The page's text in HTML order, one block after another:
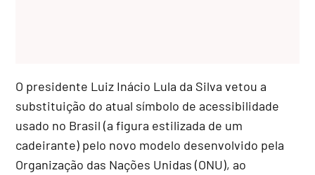
O presidente Luiz Inácio Lula da Silva vetou a
substituição do atual símbolo de acessibilidade
usado no Brasil (a figura estilizada de um
cadeirante) pelo novo modelo desenvolvido pela
Organização das Nações Unidas (ONU), ao